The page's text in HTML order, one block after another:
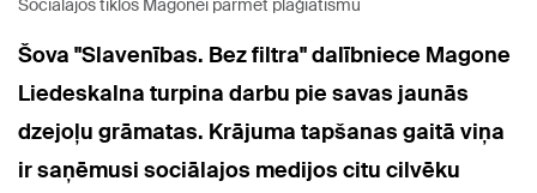
Sociālajos tīklos Magonei pārmet plaģiātismu
Šova "Slavenības. Bez filtra" dalībniece Magone
Liedeskalna turpina darbu pie savas jaunās
dzejoļu grāmatas. Krājuma tapšanas gaitā viņa
ir saņēmusi sociālajos medijos citu cilvēku